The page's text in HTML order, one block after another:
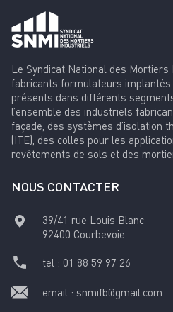
Le Syndicat National des
fabricants formulateurs
présents dans différents
l’ensemble des industriels
façade, des systèmes d’isolation
(ITE), des colles pour les
revêtements de sols et des
NOUS CONTACTER
39/41 rue Louis Blanc
92400 Courbevoie
tel : 01 88 59 97 26
email : snmifb@gmail.com